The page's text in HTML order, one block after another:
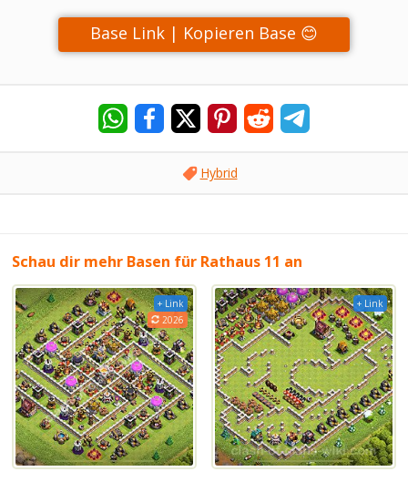
Base Link | Kopieren Base 😊
Hybrid
Schau dir mehr Basen für Rathaus 11 an
+ Link
2026
+ Link